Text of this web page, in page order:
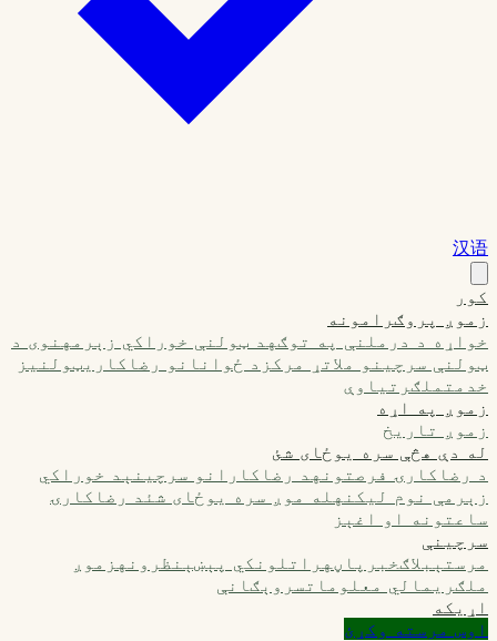
汉语
کور
زموږ پروګرامونه
خواړه د درملنې په توګهد ټولنې خوراکي زېرمهنوی د
ټولنې سرچینو ملاتړ مرکز د ځوانانو رضاکاريټولنیز
خدمتملګرتیاوې
زموږ په اړه
زموږ تاریخ
له دې هڅې سره یوځای شئ
د رضاکارۍ فرصتونهد رضاکارانو سرچینېد خوراکي
زېرمې نوم لیکنهله موږ سره یوځای شئد رضاکارۍ
ساعتونه او اغېز
سرچینې
مرستېبلاګخبرپاڼهراتلونکي پېښېنظرونهزموږ
ملګريمالي معلوماتسروېګانې
اړیکه
اوس مرسته وکړئ